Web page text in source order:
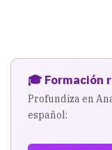
🎓 Formación
Profundiza en
español: